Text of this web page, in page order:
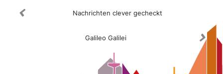
Nachrichten clever gecheckt
Galileo Galilei